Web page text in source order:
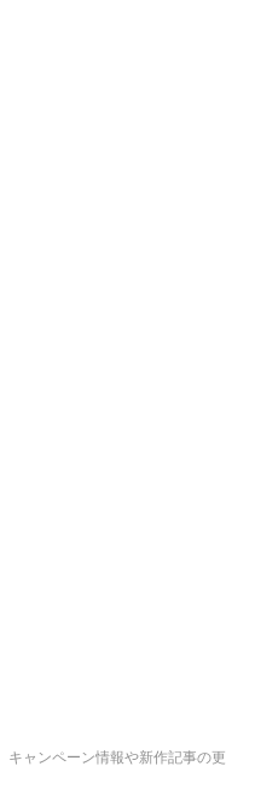
キャンペーン情報や新作記事の更